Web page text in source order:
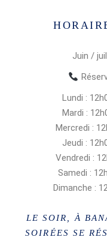
Juin /
Lundi :
Mardi :
Mercredi :
Jeudi :
Vendredi :
Samedi :
Dimanche :
LE SOIR, À
SOIRÉES SE